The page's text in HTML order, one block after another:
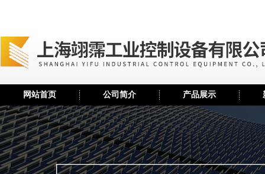
网站首页 公司简介 产品展示